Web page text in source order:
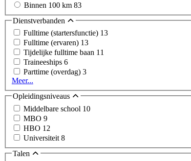
Binnen 100 km 83
Dienstverbanden
Fulltime (startersfunctie) 13
Fulltime (ervaren) 13
Tijdelijke fulltime baan 11
Traineeships 6
Parttime (overdag) 3
Meer...
Opleidingsniveaus
Middelbare school 10
MBO 9
HBO 12
Universiteit 8
Talen